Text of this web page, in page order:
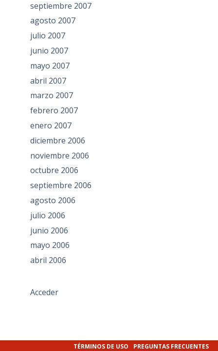
septiembre 2007
agosto 2007
julio 2007
junio 2007
mayo 2007
abril 2007
marzo 2007
febrero 2007
enero 2007
diciembre 2006
noviembre 2006
octubre 2006
septiembre 2006
agosto 2006
julio 2006
junio 2006
mayo 2006
abril 2006
Acceder
TÉRMINOS DE USO PREGUNTAS FRECUENTES